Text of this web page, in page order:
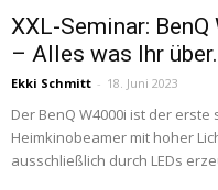
XXL-Seminar:
– Alles was Ihr
Ekki Schmitt - 18. Juni 2023
Der BenQ W4000i ist der
Heimkinobeamer mit hoher
ausschließlich durch LEDs